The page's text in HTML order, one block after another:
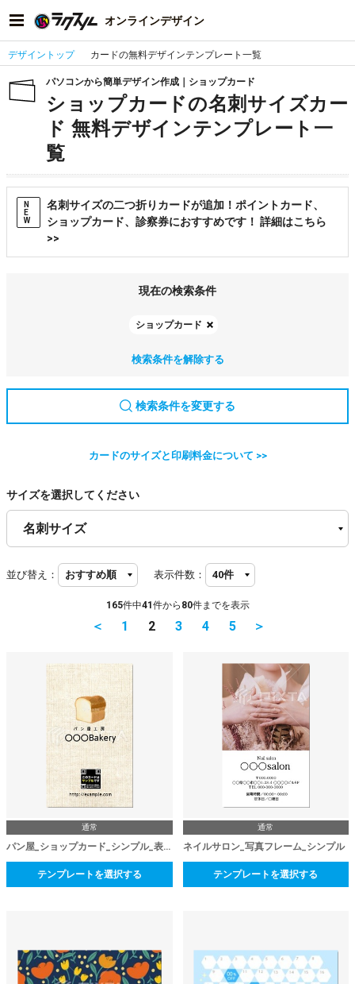
オンラインデザイン
デザイントップ カードの無料デザインテンプレート一覧
パソコンから簡単デザイン作成｜ショップカード
ショップカードの名刺サイズカー
ド 無料デザインテンプレート一
覧
N
E
W
名刺サイズの二つ折りカードが追加！ポイントカード、
ショップカード、診察券におすすめです！ 詳細はこちら
>>
現在の検索条件
ショップカード
検索条件を解除する
検索条件を変更する
カードのサイズと印刷料金について >>
サイズを選択してください
並び替え： 表示件数：
165件中41 件から 80件までを表示
＜ 1 2 3 4 5 ＞
通常
パン屋_ショップカード_シンプル_表面
テンプレートを選択する
通常
ネイルサロン_写真フレーム_シンプル
テンプレートを選択する